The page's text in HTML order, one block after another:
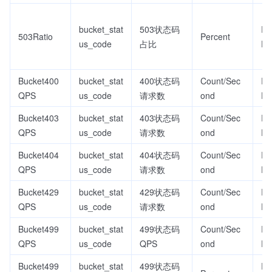
503Ratio
bucket_stat
us_code
503状态码
占比
Percent
D
Bucket400
QPS
bucket_stat
us_code
400状态码
请求数
Count/Sec
ond
D
Bucket403
QPS
bucket_stat
us_code
403状态码
请求数
Count/Sec
ond
D
Bucket404
QPS
bucket_stat
us_code
404状态码
请求数
Count/Sec
ond
D
Bucket429
QPS
bucket_stat
us_code
429状态码
请求数
Count/Sec
ond
D
Bucket499
QPS
bucket_stat
us_code
499状态码
QPS
Count/Sec
ond
D
Bucket499
bucket_stat 499状态码